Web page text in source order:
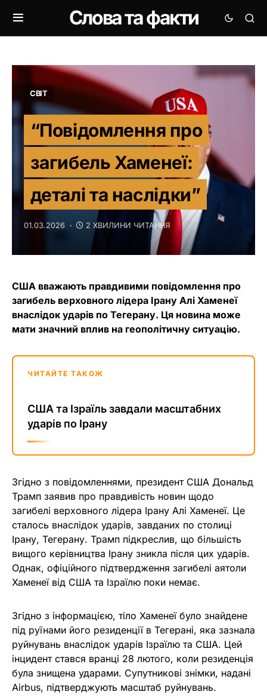
Слова та факти
СВІТ
“Повідомлення про
загибель Хаменеї:
деталі та наслідки”
01.03.2026 2 ХВИЛИНИ ЧИТАННЯ
США вважають правдивими повідомлення про
загибель верховного лідера Ірану Алі Хаменеї
внаслідок ударів по Тегерану. Ця новина може
мати значний вплив на геополітичну ситуацію.
ЧИТАЙТЕ ТАКОЖ
США та Ізраїль завдали масштабних
ударів по Ірану
Згідно з повідомленнями, президент США Дональд
Трамп заявив про правдивість новин щодо
загибелі верховного лідера Ірану Алі Хаменеї. Це
сталось внаслідок ударів, завданих по столиці
Ірану, Тегерану. Трамп підкреслив, що більшість
вищого керівництва Ірану зникла після цих ударів.
Однак, офіційного підтвердження загибелі аятоли
Хаменеї від США та Ізраїлю поки немає.
Згідно з інформацією, тіло Хаменеї було знайдене
під руїнами його резиденції в Тегерані, яка зазнала
руйнувань внаслідок ударів Ізраїлю та США. Цей
інцидент стався вранці 28 лютого, коли резиденція
була знищена ударами. Супутникові знімки, надані
Airbus, підтверджують масштаб руйнувань.